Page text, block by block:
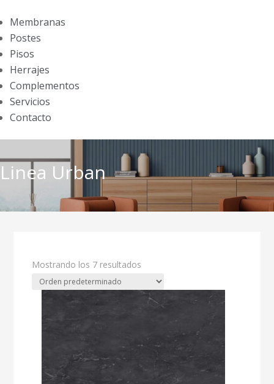
Membranas
Postes
Pisos
Herrajes
Complementos
Servicios
Contacto
Linea Urban
Mostrando los 7 resultados